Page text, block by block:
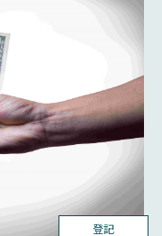
台湾ビジネス
登記